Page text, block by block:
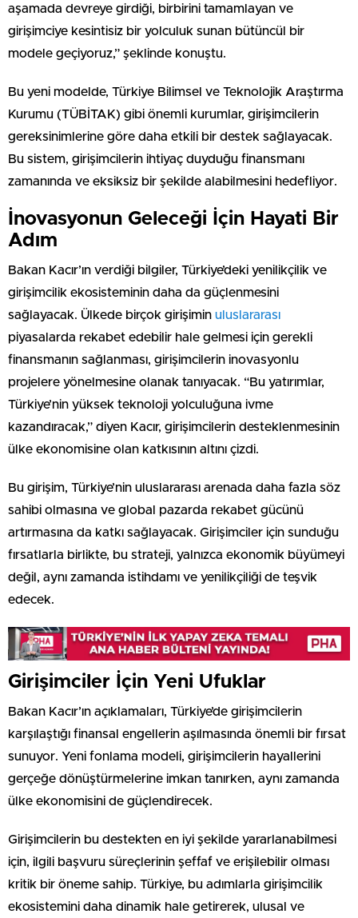
aşamada devreye girdiği, birbirini tamamlayan ve
girişimciye kesintisiz bir yolculuk sunan bütüncül bir
modele geçiyoruz,” şeklinde konuştu.
Bu yeni modelde, Türkiye Bilimsel ve Teknolojik Araştırma
Kurumu (TÜBİTAK) gibi önemli kurumlar, girişimcilerin
gereksinimlerine göre daha etkili bir destek sağlayacak.
Bu sistem, girişimcilerin ihtiyaç duyduğu finansmanı
zamanında ve eksiksiz bir şekilde alabilmesini hedefliyor.
İnovasyonun Geleceği İçin Hayati Bir
Adım
Bakan Kacır’ın verdiği bilgiler, Türkiye’deki yenilikçilik ve
girişimcilik ekosisteminin daha da güçlenmesini
sağlayacak. Ülkede birçok girişimin uluslararası
piyasalarda rekabet edebilir hale gelmesi için gerekli
finansmanın sağlanması, girişimcilerin inovasyonlu
projelere yönelmesine olanak tanıyacak. “Bu yatırımlar,
Türkiye’nin yüksek teknoloji yolculuğuna ivme
kazandıracak,” diyen Kacır, girişimcilerin desteklenmesinin
ülke ekonomisine olan katkısının altını çizdi.
Bu girişim, Türkiye’nin uluslararası arenada daha fazla söz
sahibi olmasına ve global pazarda rekabet gücünü
artırmasına da katkı sağlayacak. Girişimciler için sunduğu
fırsatlarla birlikte, bu strateji, yalnızca ekonomik büyümeyi
değil, aynı zamanda istihdamı ve yenilikçiliği de teşvik
edecek.
Girişimciler İçin Yeni Ufuklar
Bakan Kacır’ın açıklamaları, Türkiye’de girişimcilerin
karşılaştığı finansal engellerin aşılmasında önemli bir fırsat
sunuyor. Yeni fonlama modeli, girişimcilerin hayallerini
gerçeğe dönüştürmelerine imkan tanırken, aynı zamanda
ülke ekonomisini de güçlendirecek.
Girişimcilerin bu destekten en iyi şekilde yararlanabilmesi
için, ilgili başvuru süreçlerinin şeffaf ve erişilebilir olması
kritik bir öneme sahip. Türkiye, bu adımlarla girişimcilik
ekosistemini daha dinamik hale getirerek, ulusal ve